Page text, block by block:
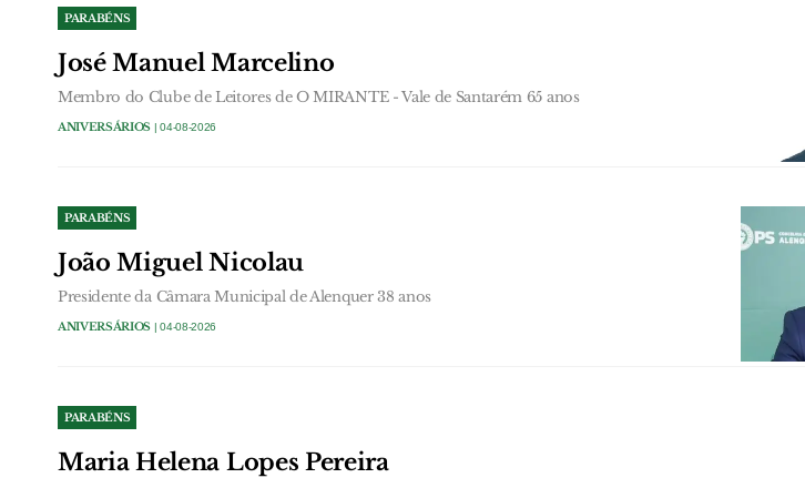
PARABÉNS
José Manuel Marcelino
Membro do Clube de Leitores de O MIRANTE - Vale de Santarém 65 anos
ANIVERSÁRIOS | 04-08-2026
PARABÉNS
João Miguel Nicolau
Presidente da Câmara Municipal de Alenquer 38 anos
ANIVERSÁRIOS | 04-08-2026
PARABÉNS
Maria Helena Lopes Pereira